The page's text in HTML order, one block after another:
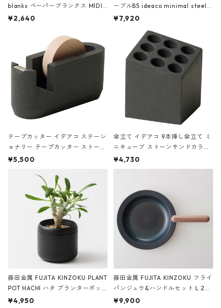
blanks ペーパーブランクス MIDI
ハードカバー 罫線 ヴァン・ゴッホ
¥2,640
ーブルB5 ideaco minimal steel f
urniture WALL Table B5 ネイビー
¥7,920
テープカッター イデアコ ステーシ
ョナリー テープカッター ストーン
サンドカラー 石調 ideaco Station
¥5,500
傘立て イデアコ 9本挿し傘立て ミ
ニキューブ ストーンサンドカラー
石調 ideaco Umbrella Stand CUB
E ストーンサンドブラック
¥4,730
藤田金属 FUJITA KINZOKU PLANT
POT HACHI ハチ プランターポッ
ト 3号 ブラック
¥4,950
藤田金属 FUJITA KINZOKU フライ
パンジュウ&ハンドルセット L 24c
m ガス火・IH対応 鉄フライパン
¥9,900